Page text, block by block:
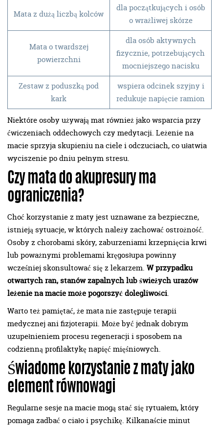
Mata z dużą liczbą kolców
dla początkujących i osób
o wrażliwej skórze
Mata o twardszej
powierzchni
dla osób aktywnych
fizycznie, potrzebujących
mocniejszego nacisku
Zestaw z poduszką pod
kark
wspiera odcinek szyjny i
redukuje napięcie ramion
Niektóre osoby używają mat również jako wsparcia przy
ćwiczeniach oddechowych czy medytacji. Leżenie na
macie sprzyja skupieniu na ciele i odczuciach, co ułatwia
wyciszenie po dniu pełnym stresu.
Czy mata do akupresury ma
ograniczenia?
Choć korzystanie z maty jest uznawane za bezpieczne,
istnieją sytuacje, w których należy zachować ostrożność.
Osoby z chorobami skóry, zaburzeniami krzepnięcia krwi
lub poważnymi problemami kręgosłupa powinny
wcześniej skonsultować się z lekarzem. W przypadku
otwartych ran, stanów zapalnych lub świeżych urazów
leżenie na macie może pogorszyć dolegliwości.
Warto też pamiętać, że mata nie zastępuje terapii
medycznej ani fizjoterapii. Może być jednak dobrym
uzupełnieniem procesu regeneracji i sposobem na
codzienną profilaktykę napięć mięśniowych.
Świadome korzystanie z maty jako
element równowagi
Regularne sesje na macie mogą stać się rytuałem, który
pomaga zadbać o ciało i psychikę. Kilkanaście minut